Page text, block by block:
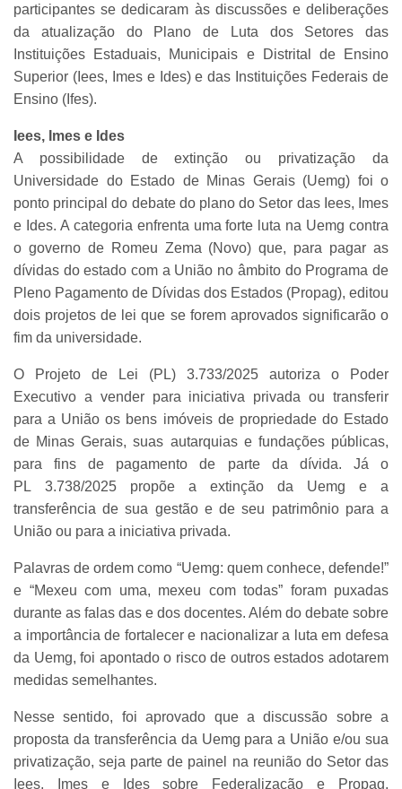
participantes se dedicaram às discussões e deliberações
da atualização do Plano de Luta dos Setores das
Instituições Estaduais, Municipais e Distrital de Ensino
Superior (Iees, Imes e Ides) e das Instituições Federais de
Ensino (Ifes).
Iees, Imes e Ides
A possibilidade de extinção ou privatização da
Universidade do Estado de Minas Gerais (Uemg) foi o
ponto principal do debate do plano do Setor das Iees, Imes
e Ides. A categoria enfrenta uma forte luta na Uemg contra
o governo de Romeu Zema (Novo) que, para pagar as
dívidas do estado com a União no âmbito do Programa de
Pleno Pagamento de Dívidas dos Estados (Propag), editou
dois projetos de lei que se forem aprovados significarão o
fim da universidade.
O Projeto de Lei (PL) 3.733/2025 autoriza o Poder
Executivo a vender para iniciativa privada ou transferir
para a União os bens imóveis de propriedade do Estado
de Minas Gerais, suas autarquias e fundações públicas,
para fins de pagamento de parte da dívida. Já o
PL 3.738/2025 propõe a extinção da Uemg e a
transferência de sua gestão e de seu patrimônio para a
União ou para a iniciativa privada.
Palavras de ordem como “Uemg: quem conhece, defende!”
e “Mexeu com uma, mexeu com todas” foram puxadas
durante as falas das e dos docentes. Além do debate sobre
a importância de fortalecer e nacionalizar a luta em defesa
da Uemg, foi apontado o risco de outros estados adotarem
medidas semelhantes.
Nesse sentido, foi aprovado que a discussão sobre a
proposta da transferência da Uemg para a União e/ou sua
privatização, seja parte de painel na reunião do Setor das
Iees, Imes e Ides sobre Federalização e Propag,